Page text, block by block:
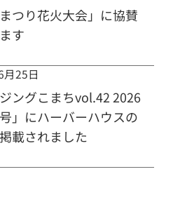
まつり花火大会」に協賛
す
月25日
ジングこまちvol.42 2026
」にハーバーハウスの
載されました